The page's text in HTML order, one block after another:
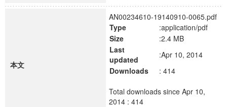
本文
AN00234610-19140910-0065.pdf
Type
:application/pdf
Size
:2.4 MB
Last
updated
:Apr 10, 2014
Downloads
: 414
Total downloads since Apr 10,
2014 : 414